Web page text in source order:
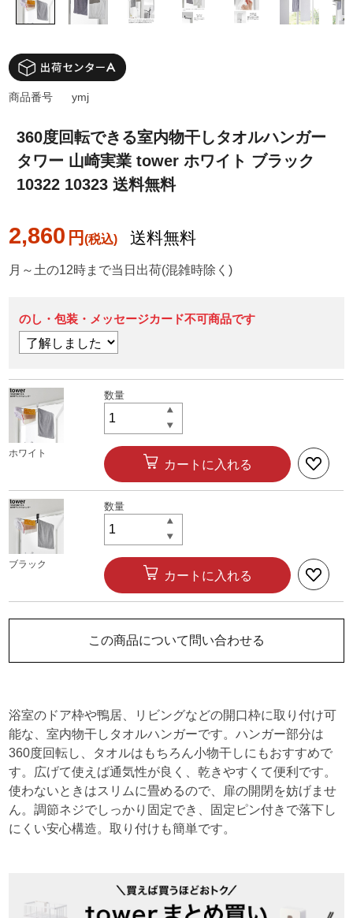
360度回転できる室内物干しタオルハンガー
タワー 山崎実業 tower ホワイト ブラック
10322 10323 送料無料
2,860 円 送料無料
商品番号 ymj
月～土の12時まで当日出荷(混雑時除く)
のし・包装・メッセージカード不可商品です
ホワイト
カートに入れる
ブラック
カートに入れる
この商品について問い合わせる
浴室のドア枠や鴨居、リビングなどの開口枠に取り付け可
能な、室内物干しタオルハンガーです。ハンガー部分は
360度回転し、タオルはもちろん小物干しにもおすすめで
す。広げて使えば通気性が良く、乾きやすくて便利です。
使わないときはスリムに畳めるので、扉の開閉を妨げませ
ん。調節ネジでしっかり固定でき、固定ピン付きで落下し
にくい安心構造。取り付けも簡単です。